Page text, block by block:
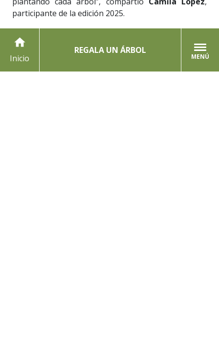
home
Inicio
REGALA UN ÁRBOL
MENÚ
participante de la edición 2025.
Vivero Reforestemos: innovación con identidad
local
Inaugurado en 2023 junto a la
Municipalidad de
Coyhaique, el vivero es clave para la restauración